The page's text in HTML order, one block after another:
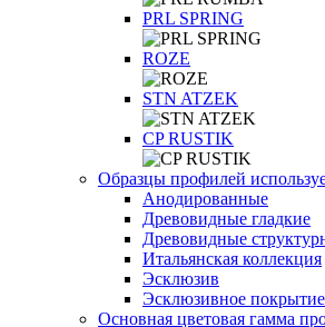
PRL SPRING
ROZE
STN ATZEK
СP RUSTIK
Образцы профилей
Анодированные
Древовидные гладкие
Древовидные
Итальянская коллекция
Эсклюзив
Эсклюзивное покрытие
Основная цветовая гамма